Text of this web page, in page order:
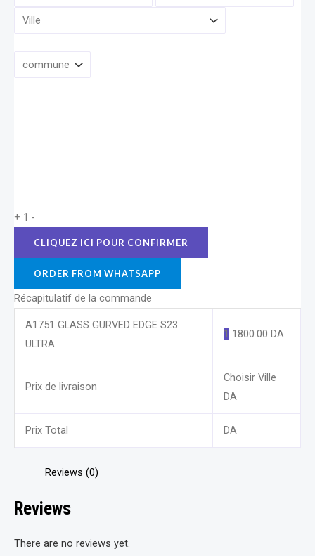
+ 1 -
ORDER FROM WHATSAPP
Récapitulatif de la commande
A1751 GLASS GURVED EDGE S23
ULTRA
1 1800.00 DA
Prix de livraison
Choisir Ville
DA
Prix Total DA
Reviews (0)
Reviews
There are no reviews yet.